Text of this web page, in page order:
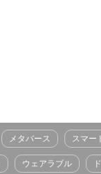
メタバース スマー
ウェアラブル